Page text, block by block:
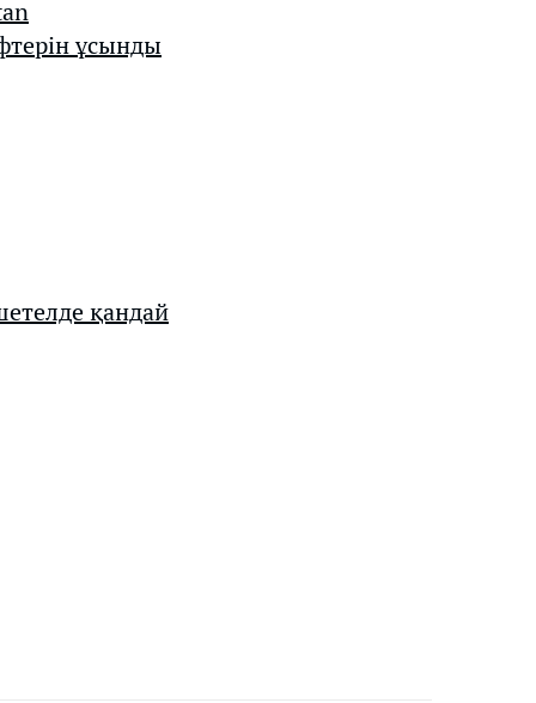
ұсынды
қандай